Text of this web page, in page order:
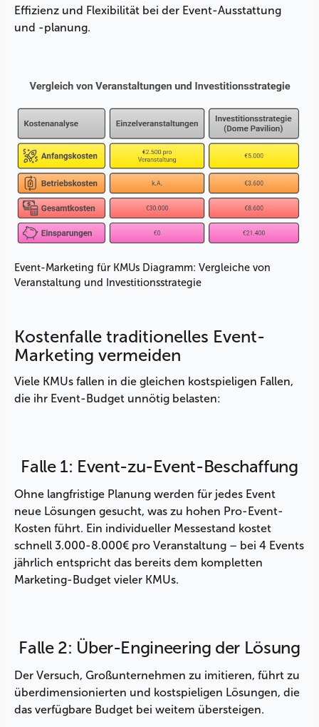
Effizienz und Flexibilität bei der Event-Ausstattung
und -planung.
Event-Marketing für KMUs Diagramm: Vergleiche von
Veranstaltung und Investitionsstrategie
Kostenfalle traditionelles Event-
Marketing vermeiden
Viele KMUs fallen in die gleichen kostspieligen Fallen,
die ihr Event-Budget unnötig belasten:
Falle 1: Event-zu-Event-Beschaffung
Ohne langfristige Planung werden für jedes Event
neue Lösungen gesucht, was zu hohen Pro-Event-
Kosten führt. Ein individueller Messestand kostet
schnell 3.000-8.000€ pro Veranstaltung – bei 4 Events
jährlich entspricht das bereits dem kompletten
Marketing-Budget vieler KMUs.
Falle 2: Über-Engineering der Lösung
Der Versuch, Großunternehmen zu imitieren, führt zu
überdimensionierten und kostspieligen Lösungen, die
das verfügbare Budget bei weitem übersteigen.